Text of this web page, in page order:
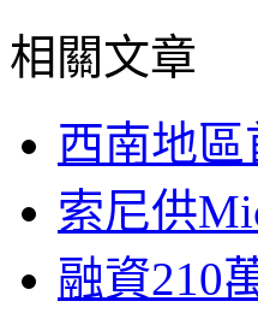
相關文章
西南地
索尼供
融資210